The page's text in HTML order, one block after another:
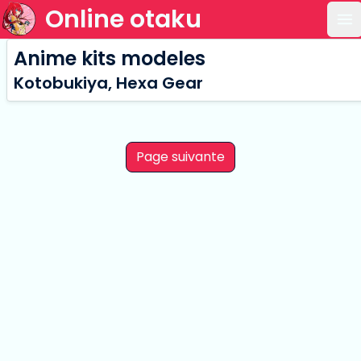
Online otaku
Anime kits modeles
Kotobukiya, Hexa Gear
Page suivante